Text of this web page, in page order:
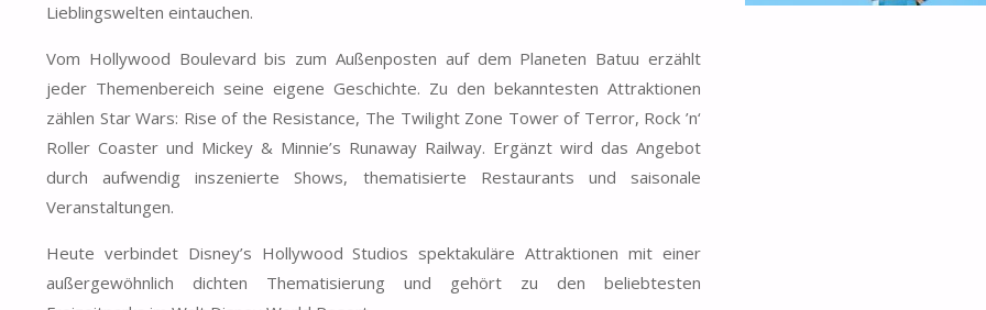
Lieblingswelten eintauchen.
Vom Hollywood Boulevard bis zum Außenposten auf dem Planeten Batuu erzählt
jeder Themenbereich seine eigene Geschichte. Zu den bekanntesten Attraktionen
zählen Star Wars: Rise of the Resistance, The Twilight Zone Tower of Terror, Rock ’n‘
Roller Coaster und Mickey & Minnie’s Runaway Railway. Ergänzt wird das Angebot
durch aufwendig inszenierte Shows, thematisierte Restaurants und saisonale
Veranstaltungen.
Heute verbindet Disney’s Hollywood Studios spektakuläre Attraktionen mit einer
außergewöhnlich dichten Thematisierung und gehört zu den beliebtesten